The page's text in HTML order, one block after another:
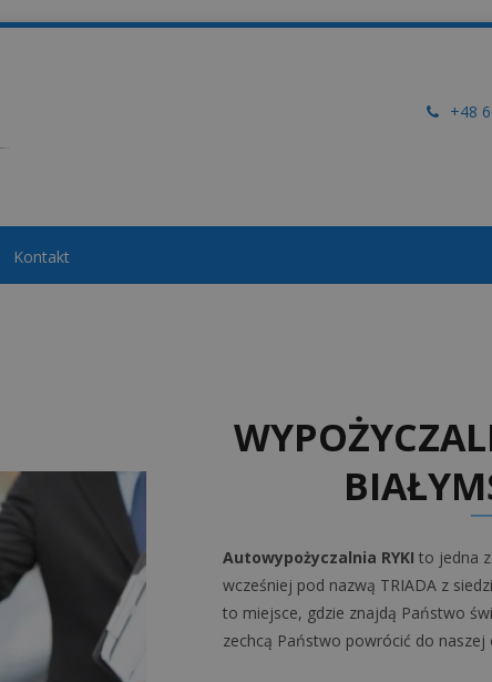
+48
Kontakt
Autowypożyczalnia RYKI to jedna
wcześniej pod nazwą TRIADA z
to miejsce, gdzie znajdą Państwo
zechcą Państwo powrócić do naszej